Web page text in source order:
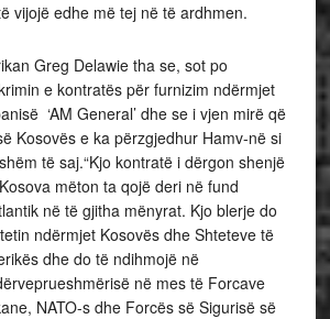
vijojë edhe më tej në të ardhmen.
Greg Delawie tha se, sot po
e kontratës për furnizim ndërmjet
‘AM General’ dhe se i vjen mirë që
Kosovës e ka përzgjedhur Hamv-në si
të saj.“Kjo kontratë i dërgon shenjë
mëton ta qojë deri në fund
në të gjitha mënyrat. Kjo blerje do
ndërmjet Kosovës dhe Shteteve të
dhe do të ndihmojë në
në mes të Forcave
NATO-s dhe Forcës së Sigurisë së